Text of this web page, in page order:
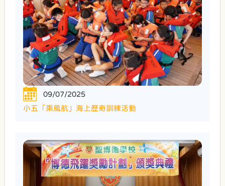
09/07/2025
小五「乘風航」海上歷奇訓練活動